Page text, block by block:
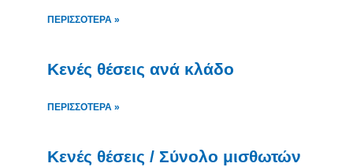
ΠΕΡΙΣΣΌΤΕΡΑ »
Κενές θέσεις ανά κλάδο
ΠΕΡΙΣΣΌΤΕΡΑ »
Κενές θέσεις / Σύνολο μισθωτών